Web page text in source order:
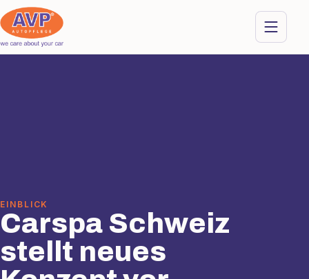
EINBLICK
Carspa Schweiz
stellt neues